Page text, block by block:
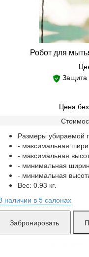
Робот для
Защита
Цена
Размеры убираемой
- максимальная
- максимальная
- минимальная
- минимальная
Вес: 0.93 кг.
наличии в 5 салонах